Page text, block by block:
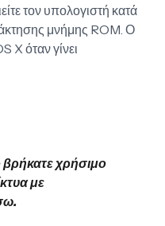
τον υπολογιστή κατά
μνήμης ROM. Ο
X όταν γίνει
χρήσιμο
με